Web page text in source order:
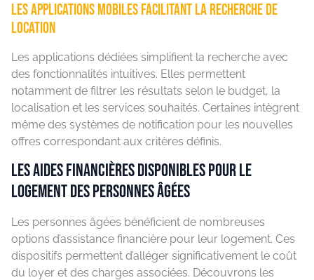
Les applications mobiles facilitant la recherche de
location
Les applications dédiées simplifient la recherche avec
des fonctionnalités intuitives. Elles permettent
notamment de filtrer les résultats selon le budget, la
localisation et les services souhaités. Certaines intègrent
même des systèmes de notification pour les nouvelles
offres correspondant aux critères définis.
Les aides financières disponibles pour le
logement des personnes âgées
Les personnes âgées bénéficient de nombreuses
options d’assistance financière pour leur logement. Ces
dispositifs permettent d’alléger significativement le coût
du loyer et des charges associées. Découvrons les